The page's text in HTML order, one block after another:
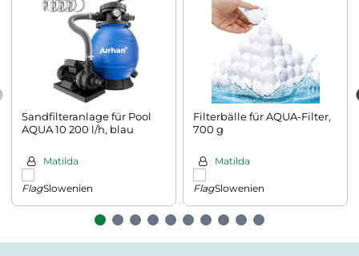
Sandfilteranlage für Pool
AQUA 10 200 l/h, blau
Matilda
Slowenien
Filterbälle für AQUA-Filter,
700 g
Matilda
Slowenien